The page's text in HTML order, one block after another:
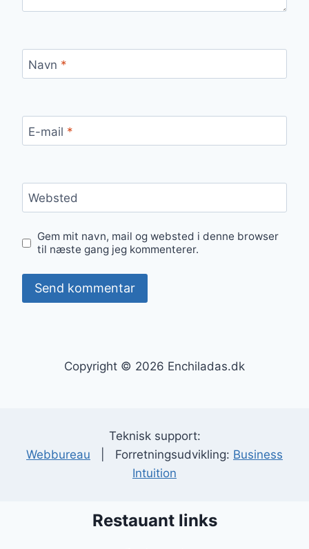
Navn *
E-mail *
Websted
Gem mit navn, mail og websted i denne browser
til næste gang jeg kommenterer.
Copyright © 2026 Enchiladas.dk
Teknisk support:
Webbureau | Forretningsudvikling: Business
Intuition
Restauant links